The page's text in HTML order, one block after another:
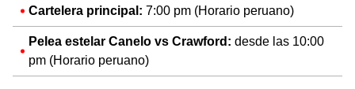
Cartelera principal: 7:00 pm (Horario peruano)
Pelea estelar Canelo vs Crawford: desde las 10:00
pm (Horario peruano)